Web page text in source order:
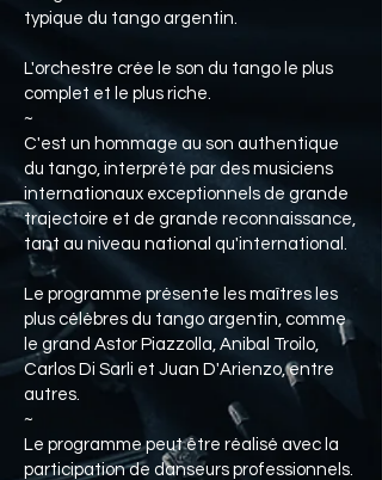
typique du tango argentin.
L'orchestre crée le son du tango le plus
complet et le plus riche.
~
C'est un hommage au son authentique
du tango, interprété par des musiciens
internationaux exceptionnels de grande
trajectoire et de grande reconnaissance,
tant au niveau national qu'international.
Le programme présente les maîtres les
plus célèbres du tango argentin, comme
le grand Astor Piazzolla, Anibal Troilo,
Carlos Di Sarli et Juan D'Arienzo, entre
autres.
~
Le programme peut être réalisé avec la
participation de danseurs professionnels.